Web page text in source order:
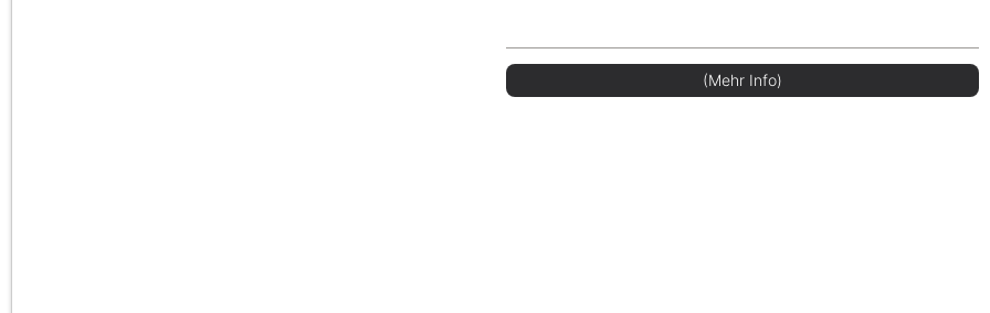
(Mehr Info)